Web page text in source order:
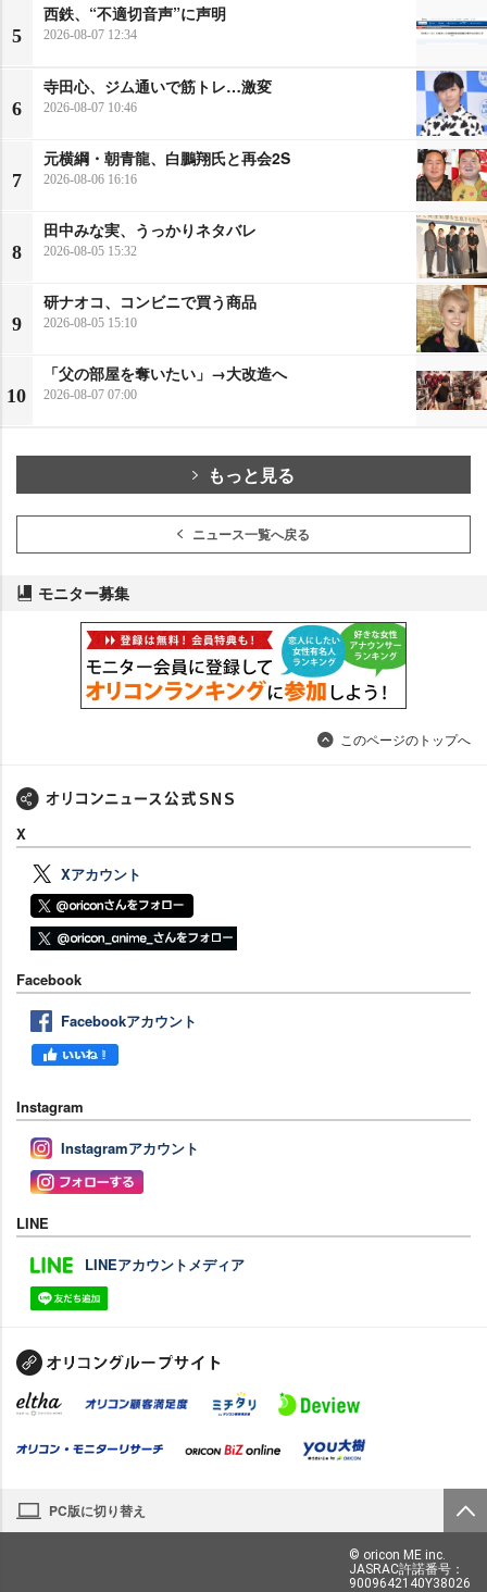
5
西鉄、“不適切音声”に声明
2026-08-07 12:34
6
寺田心、ジム通いで筋トレ…激変
2026-08-07 10:46
7
元横綱・朝青龍、白鵬翔氏と再会2S
2026-08-06 16:16
8
田中みな実、うっかりネタバレ
2026-08-05 15:32
9
研ナオコ、コンビニで買う商品
2026-08-05 15:10
10
「父の部屋を奪いたい」→大改造へ
2026-08-07 07:00
もっと見る
ニュース一覧へ戻る
モニター募集
このページのトップへ
X
Xアカウント
Facebook
Facebookアカウント
Instagram
Instagramアカウント
LINE
LINEアカウントメディア
PC版に切り替え
© oricon ME inc.
JASRAC許諾番号：
9009642140Y38026